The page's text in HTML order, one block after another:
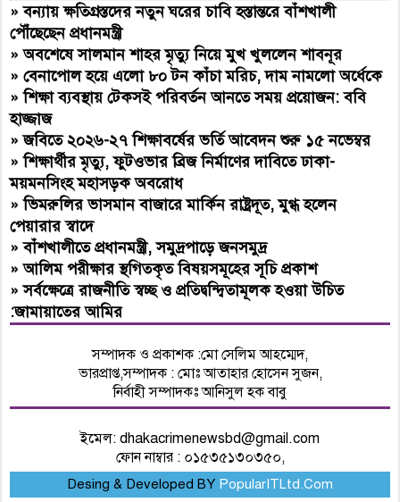
»বন্যায় ক্ষতিগ্রস্তদের নতুন ঘরের চাবি হস্তান্তরে বাঁশখালী
পৌঁছেছেন প্রধানমন্ত্রী
»অবশেষে সালমান শাহর মৃত্যু নিয়ে মুখ খুললেন শাবনূর
»বেনাপোল হয়ে এলো ৮০ টন কাঁচা মরিচ, দাম নামলো অর্ধেকে
»শিক্ষা ব্যবস্থায় টেকসই পরিবর্তন আনতে সময় প্রয়োজন: ববি
হাজ্জাজ
»জবিতে ২০২৬-২৭ শিক্ষাবর্ষের ভর্তি আবেদন শুরু ১৫ নভেম্বর
»শিক্ষার্থীর মৃত্যু, ফুটওভার ব্রিজ নির্মাণের দাবিতে ঢাকা-
ময়মনসিংহ মহাসড়ক অবরোধ
»ভিমরুলির ভাসমান বাজারে মার্কিন রাষ্ট্রদূত, মুগ্ধ হলেন
পেয়ারার স্বাদে
»বাঁশখালীতে প্রধানমন্ত্রী, সমুদ্রপাড়ে জনসমুদ্র
»আলিম পরীক্ষার স্থগিতকৃত বিষয়সমূহের সূচি প্রকাশ
»সর্বক্ষেত্রে রাজনীতি স্বচ্ছ ও প্রতিদ্বন্দ্বিতামূলক হওয়া উচিত
:জামায়াতের আমির
সম্পাদক ও প্রকাশক :মো সেলিম আহম্মেদ,
ভারপ্রাপ্ত,সম্পাদক : মোঃ আতাহার হোসেন সুজন,
নির্বাহী সম্পাদকঃ আনিসুল হক বাবু
ইমেল: dhakacrimenewsbd@gmail.com
ফোন নাম্বার : ০১৫৩৫১৩০৩৫০,
Desing & Developed BY PopularITLtd.Com